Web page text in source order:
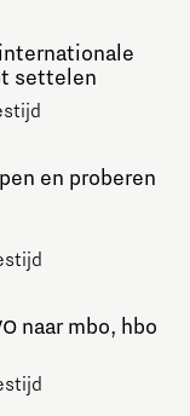
settelen
en proberen
naar mbo, hbo